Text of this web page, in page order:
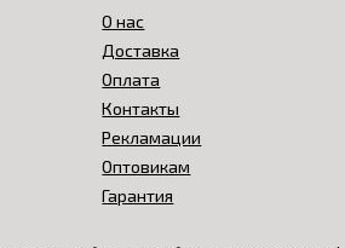
О нас
Доставка
Оплата
Контакты
Рекламации
Оптовикам
Гарантия